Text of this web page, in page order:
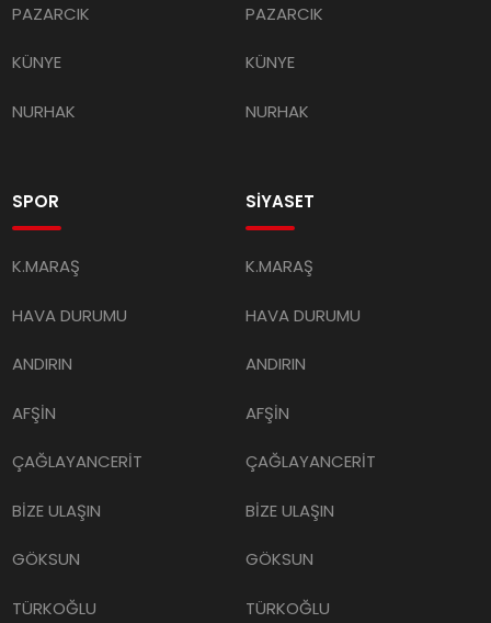
PAZARCIK
KÜNYE
NURHAK
PAZARCIK
KÜNYE
NURHAK
SPOR
K.MARAŞ
HAVA DURUMU
ANDIRIN
AFŞİN
ÇAĞLAYANCERİT
BİZE ULAŞIN
GÖKSUN
TÜRKOĞLU
SİYASET
K.MARAŞ
HAVA DURUMU
ANDIRIN
AFŞİN
ÇAĞLAYANCERİT
BİZE ULAŞIN
GÖKSUN
TÜRKOĞLU